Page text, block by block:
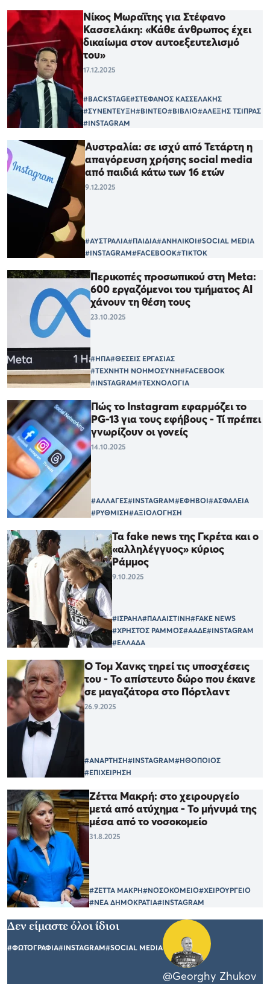
Νίκος Μωραΐτης για Στέφανο
Κασσελάκη: «Κάθε άνθρωπος έχει
δικαίωμα στον αυτοεξευτελισμό
του»
17.12.2025
#BACKSTAGE#ΣΤΕΦΑΝΟΣ ΚΑΣΣΕΛΑΚΗΣ
#ΣΥΝΕΝΤΕΥΞΗ#ΒΙΝΤΕΟ#ΒΙΒΛΙΟ#ΑΛΕΞΗΣ ΤΣΙΠΡΑΣ
#INSTAGRAM
Αυστραλία: σε ισχύ από Τετάρτη η
απαγόρευση χρήσης social media
από παιδιά κάτω των 16 ετών
9.12.2025
#ΑΥΣΤΡΑΛΙΑ#ΠΑΙΔΙΑ#ΑΝΗΛΙΚΟΙ#SOCIAL MEDIA
#INSTAGRAM#FACEBOOK#TIKTOK
Περικοπές προσωπικού στη Meta:
600 εργαζόμενοι του τμήματος AI
χάνουν τη θέση τους
23.10.2025
#ΗΠΑ#ΘΕΣΕΙΣ ΕΡΓΑΣΙΑΣ
#ΤΕΧΝΗΤΗ ΝΟΗΜΟΣΥΝΗ#FACEBOOK
#INSTAGRAM#ΤΕΧΝΟΛΟΓΙΑ
Πώς το Instagram εφαρμόζει το
PG-13 για τους εφήβους - Τί πρέπει
γνωρίζουν οι γονείς
14.10.2025
#ΑΛΛΑΓΕΣ#INSTAGRAM#ΕΦΗΒΟΙ#ΑΣΦΑΛΕΙΑ
#ΡΥΘΜΙΣΗ#ΑΞΙΟΛΟΓΗΣΗ
Τα fake news της Γκρέτα και ο
«αλληλέγγυος» κύριος
Ράμμος
9.10.2025
#ΙΣΡΑΗΛ#ΠΑΛΑΙΣΤΙΝΗ#FAKE NEWS
#ΧΡΗΣΤΟΣ ΡΑΜΜΟΣ#ΑΑΔΕ#INSTAGRAM
#ΕΛΛΑΔΑ
Ο Τομ Χανκς τηρεί τις υποσχέσεις
του - Το απίστευτο δώρο που έκανε
σε μαγαζάτορα στο Πόρτλαντ
26.9.2025
#ΑΝΑΡΤΗΣΗ#INSTAGRAM#ΗΘΟΠΟΙΟΣ
#ΕΠΙΧΕΙΡΗΣΗ
Ζέττα Μακρή: στο χειρουργείο
μετά από ατύχημα - Το μήνυμά της
μέσα από το νοσοκομείο
31.8.2025
#ΖΕΤΤΑ ΜΑΚΡΗ#ΝΟΣΟΚΟΜΕΙΟ#ΧΕΙΡΟΥΡΓΕΙΟ
#ΝΕΑ ΔΗΜΟΚΡΑΤΙΑ#INSTAGRAM
Δεν είμαστε όλοι ίδιοι
#ΦΩΤΟΓΡΑΦΙΑ#INSTAGRAM#SOCIAL MEDIA
@Georghy Zhukov